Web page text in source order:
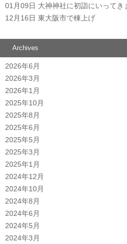
01月09日 大神神社に初詣にいってき
12月16日 東大阪市で棟上げ
Archives
2026年6月
2026年3月
2026年1月
2025年10月
2025年8月
2025年6月
2025年5月
2025年3月
2025年1月
2024年12月
2024年10月
2024年8月
2024年6月
2024年5月
2024年3月